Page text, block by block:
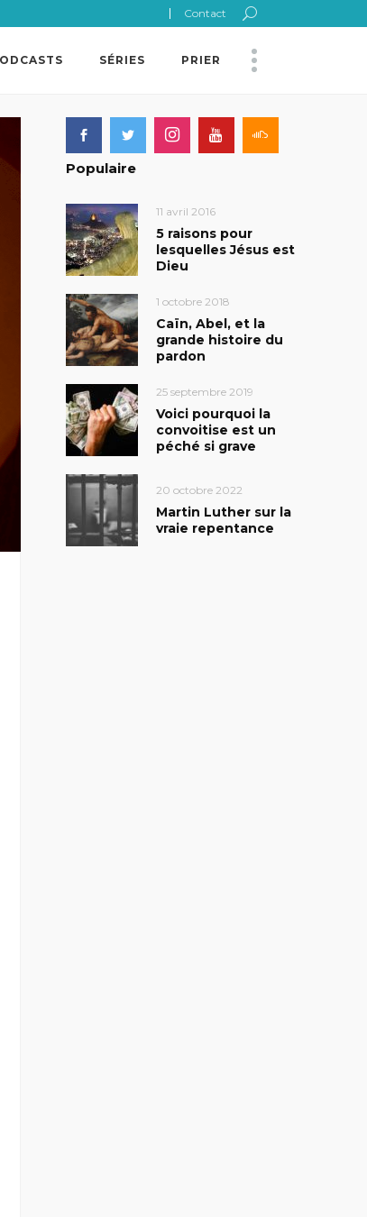
Contact
SÉRIES PRIER
Populaire
11 avril 2016
5 raisons pour
lesquelles Jésus est
Dieu
1 octobre 2018
Caïn, Abel, et la
grande histoire du
pardon
25 septembre 2019
Voici pourquoi la
convoitise est un
péché si grave
20 octobre 2022
Martin Luther sur la
vraie repentance